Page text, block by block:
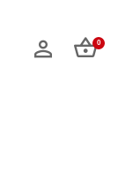
0